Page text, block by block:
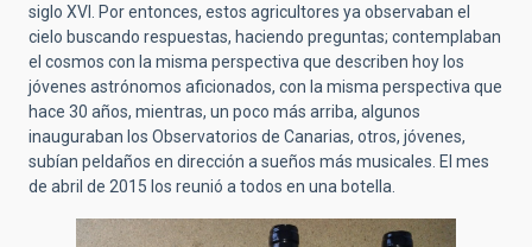
siglo XVI. Por entonces, estos agricultores ya observaban el
cielo buscando respuestas, haciendo preguntas; contemplaban
el cosmos con la misma perspectiva que describen hoy los
jóvenes astrónomos aficionados, con la misma perspectiva que
hace 30 años, mientras, un poco más arriba, algunos
inauguraban los Observatorios de Canarias, otros, jóvenes,
subían peldaños en dirección a sueños más musicales. El mes
de abril de 2015 los reunió a todos en una botella.